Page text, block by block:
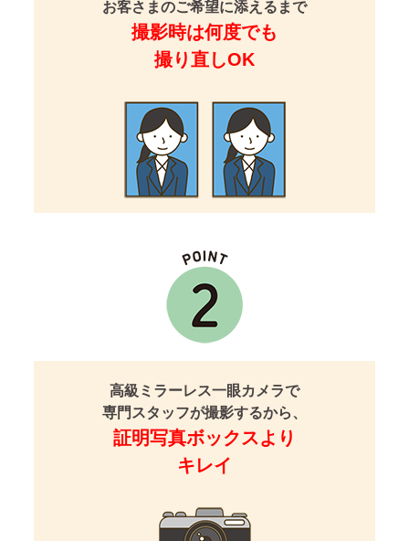
お客さまのご希望に添えるまで
撮影時は何度でも
撮り直しOK
高級ミラーレス一眼カメラで
専門スタッフが撮影するから、
証明写真ボックスより
キレイ